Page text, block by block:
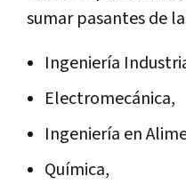
sumar pasantes de
Ingeniería
Electromecánica,
Ingeniería en
Química,